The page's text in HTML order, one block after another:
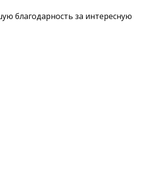
благодарность за интересную